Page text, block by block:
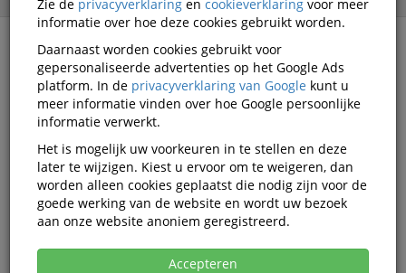
filter
Veiligheidsartikelen Skalt
Skalt veiligheidsartikelen
Skalt Veiligheidstoebehoren
Zie de privacyverklaring en cookieverklaring voor meer
informatie over hoe deze cookies gebruikt worden.
Daarnaast worden cookies gebruikt voor
gepersonaliseerde advertenties op het Google Ads
platform. In de privacyverklaring van Google kunt u
meer informatie vinden over hoe Google persoonlijke
informatie verwerkt.
Het is mogelijk uw voorkeuren in te stellen en deze
later te wijzigen. Kiest u ervoor om te weigeren, dan
worden alleen cookies geplaatst die nodig zijn voor de
goede werking van de website en wordt uw bezoek
aan onze website anoniem geregistreerd.
Accepteren